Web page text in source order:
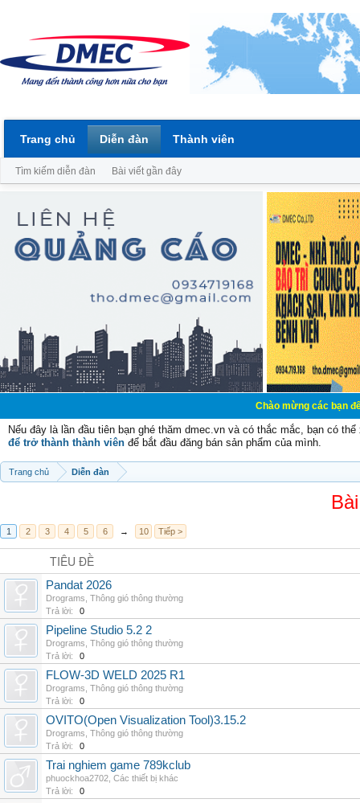
Chào mừng các bạn đến với
Nếu đây là lần đầu tiên bạn ghé thăm dmec.vn và có thắc mắc, bạn có
để trở thành thành viên để bắt đầu đăng bán sản phẩm của mình.
Trang chủ Diễn đàn
1 2 3 4 5 6 → 10 Tiếp >
TIÊU ĐỀ
Pandat 2026
Drograms Thông gió thông thường
Trả lời:
0
Pipeline Studio 5.2 2
Drograms Thông gió thông thường
Trả lời:
0
FLOW-3D WELD 2025 R1
Drograms Thông gió thông thường
Trả lời:
0
OVITO(Open Visualization Tool)3.15.2
Drograms Thông gió thông thường
Trả lời:
0
Trai nghiem game 789kclub
phuockhoa2702 Các thiết bị khác
Trả lời:
0
Trang chủ Diễn đàn
Tìm kiếm diễn đàn Bài viết gần đây
Thành viên